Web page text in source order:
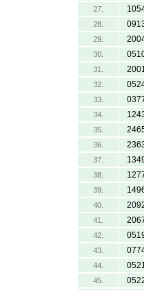
27.
28.
29.
30.
31.
32.
33.
34.
35.
36.
37.
38.
39.
40.
41.
42.
43.
44.
45.